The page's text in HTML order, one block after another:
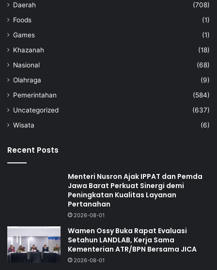
Daerah
(708)
Foods
(1)
Games
(1)
Khazanah
(18)
Nasional
(68)
Olahraga
(9)
Pemerintahan
(584)
Uncategorized
(637)
Wisata
(6)
Recent Posts
Menteri Nusron Ajak IPPAT dan Pemda
Jawa Barat Perkuat Sinergi demi
Peningkatan Kualitas Layanan
Pertanahan
2026-08-01
Wamen Ossy Buka Rapat Evaluasi
Setahun LANDLAB, Kerja Sama
Kementerian ATR/BPN Bersama JICA
2026-08-01